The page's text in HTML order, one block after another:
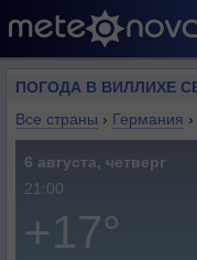
ПОГОДА В ВИЛЛИХЕ
Все страны › Германия ›
6 августа, четверг
21:00
+17°